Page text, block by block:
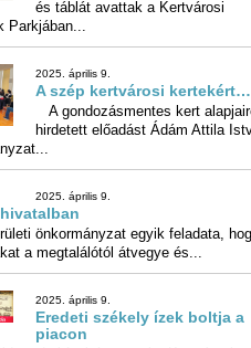
2025. április 9.
Keszthelyi Rudolf emlékére fát
és táblát avattak a
Parkjában...
A gondozásmentes kert
hirdetett előadást Ádám Attila
Árverés a hivatalban
A XVI. kerületi önkormányzat
feladata, hogy a talált